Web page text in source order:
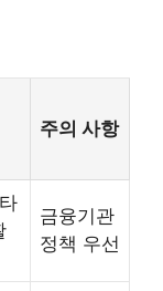
주의 사항
금융기관
정책 우선